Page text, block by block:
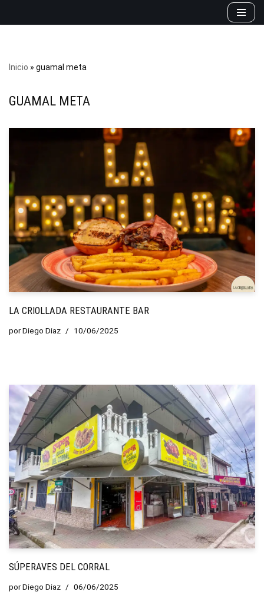
Inicio » guamal meta
GUAMAL META
LA CRIOLLADA RESTAURANTE BAR
porDiego Diaz 10/06/2025
SÚPERAVES DEL CORRAL
porDiego Diaz 06/06/2025